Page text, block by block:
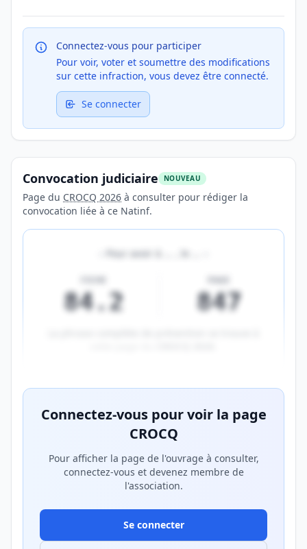
Connectez-vous pour participer
Pour voir, voter et soumettre des modifications
sur cette infraction, vous devez être connecté.
Se connecter
Convocation judiciaire NOUVEAU
Page du CROCQ 2026 à consulter pour rédiger la
convocation liée à ce Natinf.
Pour avoir à
84.2 847
Connectez-vous pour voir la page
CROCQ
Pour afficher la page de l'ouvrage à consulter,
connectez-vous et devenez membre de
l'association.
Se connecter